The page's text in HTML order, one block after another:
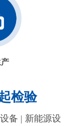
检验
备 | 新能源设